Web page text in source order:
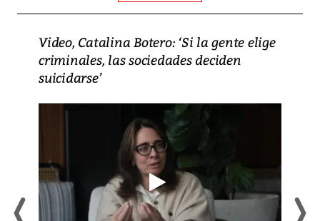
Video, Catalina Botero: ‘Si la gente elige
criminales, las sociedades deciden
suicidarse’